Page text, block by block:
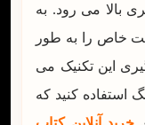
بالا می رود. به
خاص را به طور
این تکنیک می
استفاده کنید که